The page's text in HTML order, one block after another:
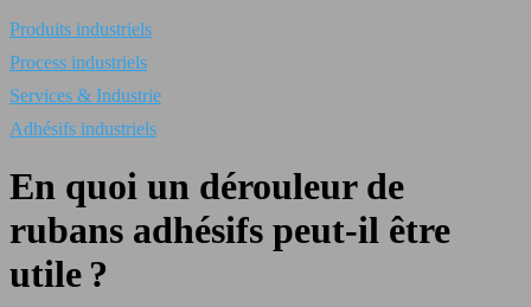
Produits industriels
Process industriels
Services & Industrie
Adhésifs industriels
En quoi un dérouleur de
rubans adhésifs peut-il être
utile ?